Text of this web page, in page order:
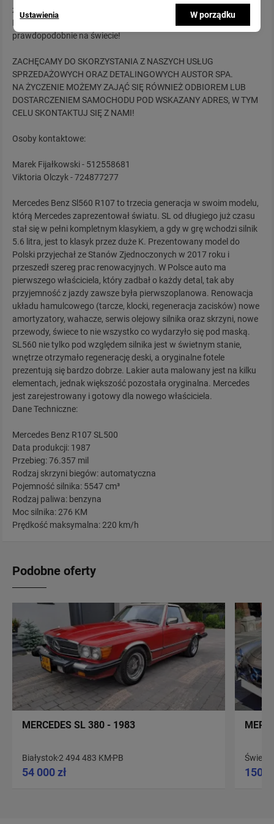
z pewnego źródła. Zapraszamy do naszych salonów w Galerii
Malta w Poznaniu. To jedyne takie miejsce w Polsce i
prawdopodobnie na świecie!
ZACHĘCAMY DO SKORZYSTANIA Z NASZYCH USŁUG
SPRZEDAŻOWYCH ORAZ DETALINGOWYCH AUSTOR SPA.
NA ŻYCZENIE MOŻEMY ZAJĄĆ SIĘ RÓWNIEŻ ODBIOREM LUB
DOSTARCZENIEM SAMOCHODU POD WSKAZANY ADRES, W TYM
CELU SKONTAKTUJ SIĘ Z NAMI!
Osoby kontaktowe:
Marek Fijałkowski - 512558681
Viktoria Olczyk - 724877277
Mercedes Benz Sl560 R107 to trzecia generacja w swoim modelu,
którą Mercedes zaprezentował światu. SL od długiego już czasu
stał się w pełni kompletnym klasykiem, a gdy w grę wchodzi silnik
5.6 litra, jest to klasyk przez duże K. Prezentowany model do
Polski przyjechał ze Stanów Zjednoczonych w 2017 roku i
przeszedł szereg prac renowacyjnych. W Polsce auto ma
pierwszego właściciela, który zadbał o każdy detal, tak aby
przyjemność z jazdy zawsze była pierwszoplanowa. Renowacja
układu hamulcowego (tarcze, klocki, regeneracja zacisków) nowe
amortyzatory, wahacze, serwis olejowy silnika oraz skrzyni, nowe
przewody, świece to nie wszystko co wydarzyło się pod maską.
SL560 nie tylko pod względem silnika jest w świetnym stanie,
wnętrze otrzymało regenerację deski, a oryginalne fotele
prezentują się bardzo dobrze. Lakier auta malowany jest na kilku
elementach, jednak większość pozostała oryginalna. Mercedes
jest zarejestrowany i gotowy dla nowego właściciela.
Dane Techniczne:
Mercedes Benz R107 SL500
Data produkcji: 1987
Przebieg: 76.357 mil
Rodzaj skrzyni biegów: automatyczna
Pojemność silnika: 5547 cm³
Rodzaj paliwa: benzyna
Moc silnika: 276 KM
Prędkość maksymalna: 220 km/h
Podobne oferty
MERCEDES SL 380 - 1983
Białystok2 494 483 KM PB
54 000 zł
Świecie
150
Ustawienia W porządku